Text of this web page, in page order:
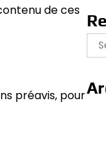
de ces
préavis, pour
for: